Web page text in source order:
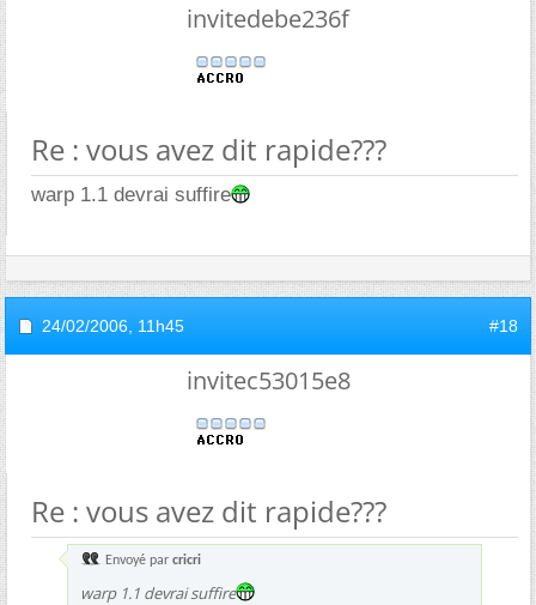
invitedebe236f
Re : vous avez dit rapide???
warp 1.1 devrai suffire
24/02/2006, 11h45 #18
invitec53015e8
Re : vous avez dit rapide???
Envoyé par cricri
warp 1.1 devrai suffire